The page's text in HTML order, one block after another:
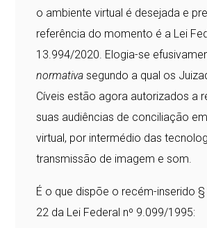
o ambiente virtual é desejada e
referência do momento é a Lei
13.994/2020. Elogia-se
normativa segundo a qual os
Cíveis estão agora autorizados a
suas audiências de conciliação
virtual, por intermédio das
transmissão de imagem e som.
É o que dispõe o recém-inserido
22 da Lei Federal nº 9.099/1995: